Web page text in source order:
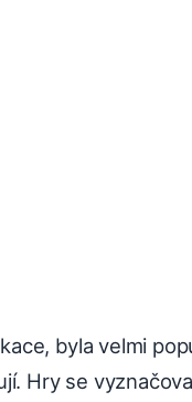
byla velmi
Hry se